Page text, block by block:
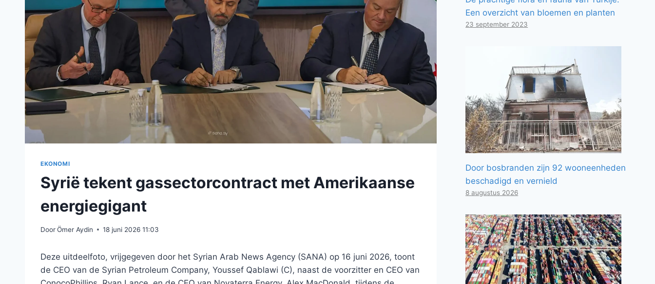
EKONOMI
Syrië tekent gassectorcontract met Amerikaanse
energiegigant
DoorÖmer Aydin 18 juni 2026 11:03
Deze uitdeelfoto, vrijgegeven door het Syrian Arab News Agency (SANA) op 16 juni 2026, toont
de CEO van de Syrian Petroleum Company, Youssef Qablawi (C), naast de voorzitter en CEO van
Een overzicht van bloemen en planten
23 september 2023
Door bosbranden zijn 92 wooneenheden
beschadigd en vernield
8 augustus 2026